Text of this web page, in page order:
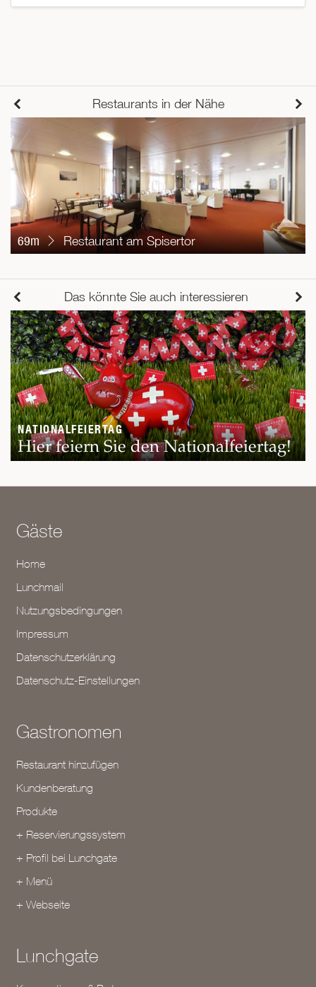
Restaurants in der Nähe
69m Restaurant am Spisertor
Das könnte Sie auch interessieren
NATIONALFEIERTAG
Hier feiern Sie den Nationalfeiertag!
Gäste
Home
Lunchmail
Nutzungsbedingungen
Impressum
Datenschutzerklärung
Datenschutz-Einstellungen
Gastronomen
Restaurant hinzufügen
Kundenberatung
Produkte
+ Reservierungssystem
+ Profil bei Lunchgate
+ Menü
+ Webseite
Lunchgate